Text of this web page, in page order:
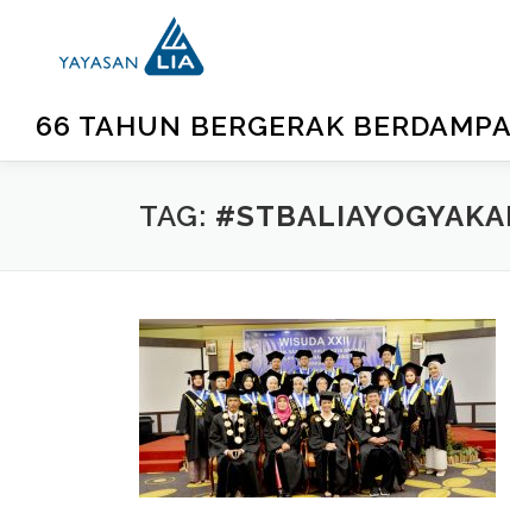
66 TAHUN BERGERAK
TAG: